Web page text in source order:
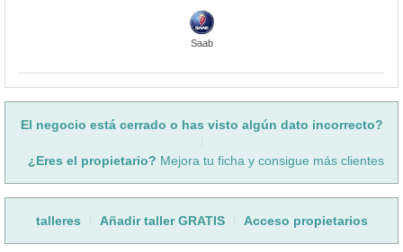
Saab
El negocio está cerrado o has visto algún dato incorrecto?
¿Eres el propietario? Mejora tu ficha y consigue más clientes
talleres Añadir taller GRATIS Acceso propietarios